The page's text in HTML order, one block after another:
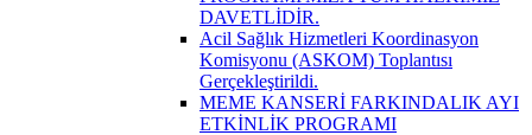
DAVETLİDİR.
Acil Sağlık Hizmetleri Koordinasyon
Komisyonu (ASKOM) Toplantısı
Gerçekleştirildi.
MEME KANSERİ FARKINDALIK AYI
ETKİNLİK PROGRAMI